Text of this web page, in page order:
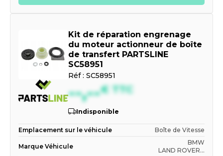
Kit de réparation engrenage
du moteur actionneur de boîte
de transfert PARTSLINE
SC58951
Réf : SC58951
--,--€ TTC
Indisponible
Emplacement sur le véhicule Boîte de Vitesse
Marque Véhicule
BMW
LAND ROVER...